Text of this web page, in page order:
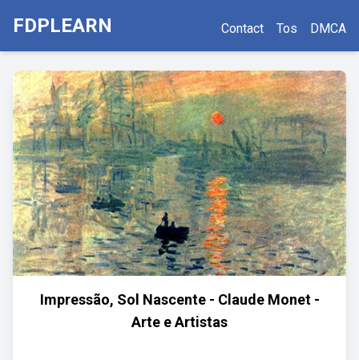
FDPLEARN Contact Tos DMCA
Impressão, Sol Nascente - Claude Monet -
Arte e Artistas